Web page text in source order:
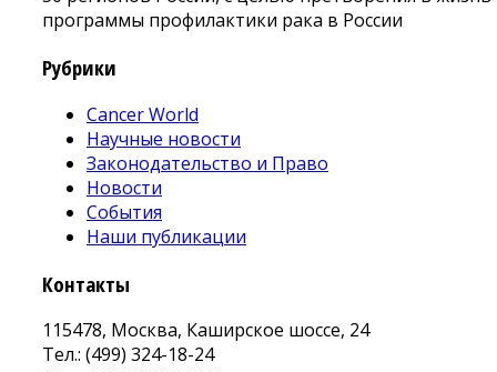
программы профилактики рака в России
Рубрики
Cancer World
Научные новости
Законодательство и Право
Новости
События
Наши публикации
Контакты
115478, Москва, Каширское шоссе, 24
Тел.: (499) 324-18-24